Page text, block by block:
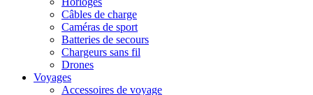
Câbles de charge
Caméras de sport
Batteries de secours
Chargeurs sans fil
Drones
Voyages
Accessoires de voyage